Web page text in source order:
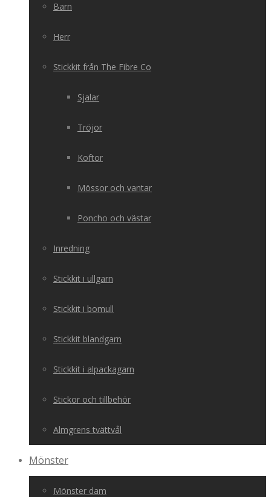
Barn
Herr
Stickkit från The Fibre Co
Sjalar
Tröjor
Koftor
Mössor och vantar
Poncho och västar
Inredning
Stickkit i ullgarn
Stickkit i bomull
Stickkit blandgarn
Stickkit i alpackagarn
Stickor och tillbehör
Almgrens tvättvål
Mönster
Mönster dam